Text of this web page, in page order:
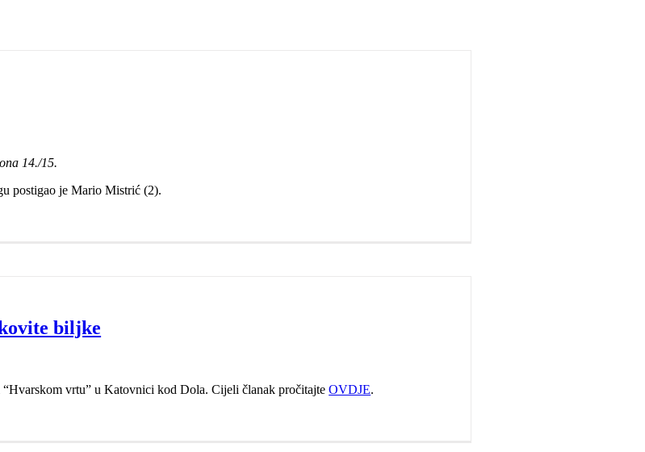
14./15.
postigao je Mario Mistrić (2).
biljke
vrtu” u Katovnici kod Dola. Cijeli članak pročitajteOVDJE.